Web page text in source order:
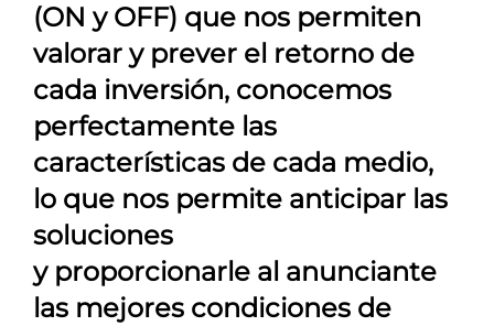
(ON y OFF) que nos permiten
valorar y prever el retorno de
cada inversión, conocemos
perfectamente las
características de cada medio,
lo que nos permite anticipar las
soluciones
y proporcionarle al anunciante
las mejores condiciones de